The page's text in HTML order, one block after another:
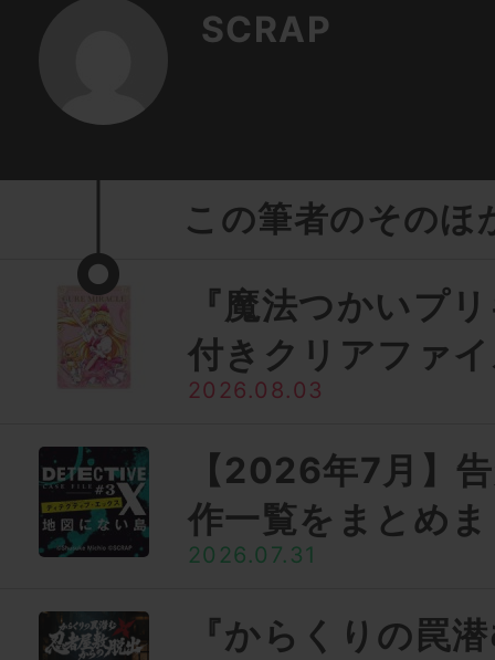
SCRAP
この筆者のそのほ
『魔法つかいプ
付きクリアファ
2026.08.03
【2026年7月】
作一覧をまとめ
2026.07.31
『からくりの罠